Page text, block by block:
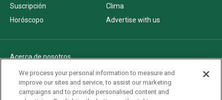
Suscripción
Clima
Horóscopo
Advertise with us
Acerca de nosotros
Politica de privacidad
Pautas Editoriales
We process your personal information to measure and
improve our sites and service, to assist our marketing
campaigns and to provide personalised content and